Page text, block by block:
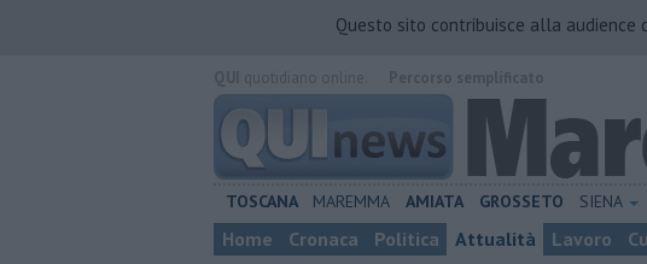
Questo sito contribuisce alla audience
TOSCANA MAREMMA AMIATA GROSSETO SIENA
Home Cronaca Politica Attualità Lavoro